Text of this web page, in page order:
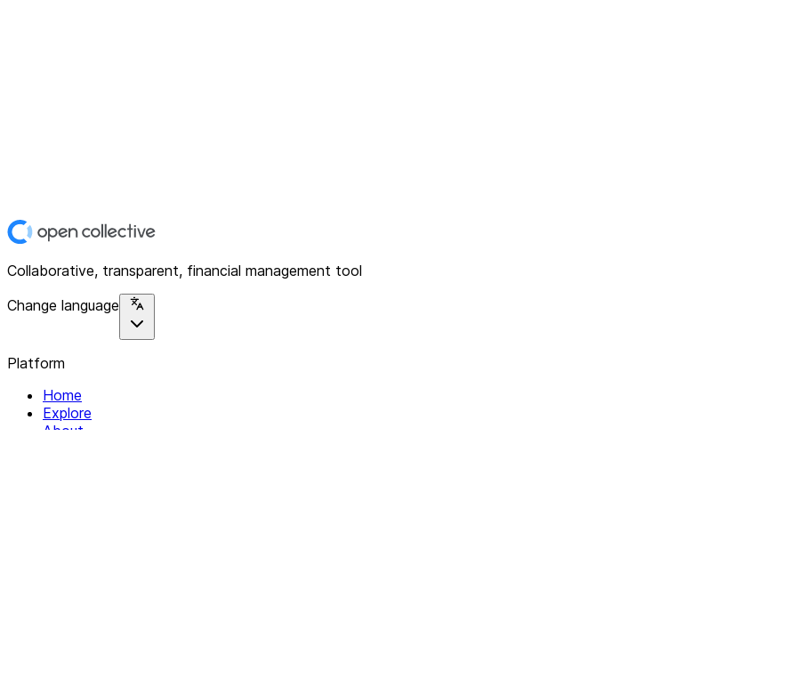
Collaborative, transparent, financial management tool
Change language
Platform
Home
Explore
About